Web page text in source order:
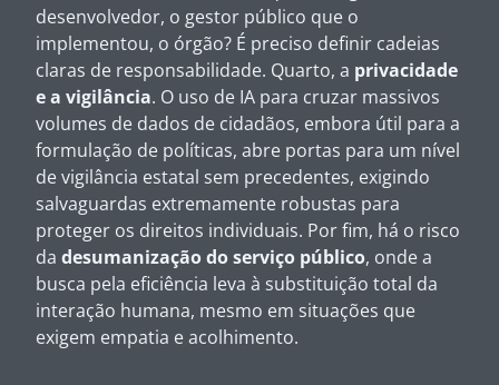
desenvolvedor, o gestor público que o
implementou, o órgão? É preciso definir cadeias
claras de responsabilidade. Quarto, a privacidade
e a vigilância. O uso de IA para cruzar massivos
volumes de dados de cidadãos, embora útil para a
formulação de políticas, abre portas para um nível
de vigilância estatal sem precedentes, exigindo
salvaguardas extremamente robustas para
proteger os direitos individuais. Por fim, há o risco
da desumanização do serviço público, onde a
busca pela eficiência leva à substituição total da
interação humana, mesmo em situações que
exigem empatia e acolhimento.